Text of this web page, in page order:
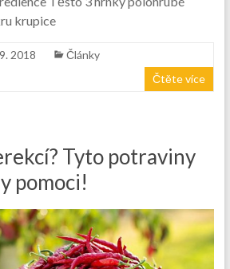
krupice
2018
Články
Čtěte více
Tyto potraviny
pomoci!